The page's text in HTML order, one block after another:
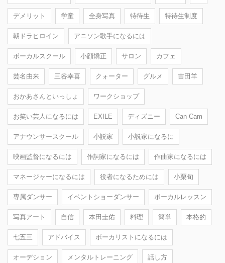
デメリット 学童 全身写真 特待生 特待生制度
朝ドラヒロイン アニソン歌手になるには
ボーカルスクール 小顔矯正 サロン カフェ
芸名由来 三谷幸喜 クォーター グルメ 吉田羊
おかあさんといっしょ ワークショップ
お笑い芸人になるには EXILE ディズニー Can Cam
アナウンサースクール 小説家 小説家になるに
映画監督になるには 作詞家になるには 作曲家になるには
マネージャーになるには 役者になるためには 小栗旬
専属ダンサー イベントショーダンサー ボーカルレッスン
写真アート 自信 本田圭佑 料理 簡単 本格的
七五三 アドバイス ボーカリストになるには
オーデション メンタルトレーニング 話し方